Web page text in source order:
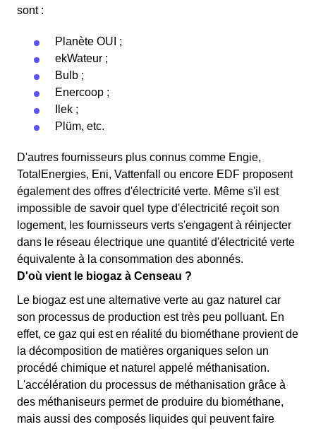
sont :
Planète OUI ;
ekWateur ;
Bulb ;
Enercoop ;
Ilek ;
Plüm, etc.
D'autres fournisseurs plus connus comme Engie,
TotalEnergies, Eni, Vattenfall ou encore EDF proposent
également des offres d'électricité verte. Même s'il est
impossible de savoir quel type d'électricité reçoit son
logement, les fournisseurs verts s'engagent à réinjecter
dans le réseau électrique une quantité d'électricité verte
équivalente à la consommation des abonnés.
D'où vient le biogaz à Censeau ?
Le biogaz est une alternative verte au gaz naturel car
son processus de production est très peu polluant. En
effet, ce gaz qui est en réalité du biométhane provient de
la décomposition de matières organiques selon un
procédé chimique et naturel appelé méthanisation.
L'accélération du processus de méthanisation grâce à
des méthaniseurs permet de produire du biométhane,
mais aussi des composés liquides qui peuvent faire